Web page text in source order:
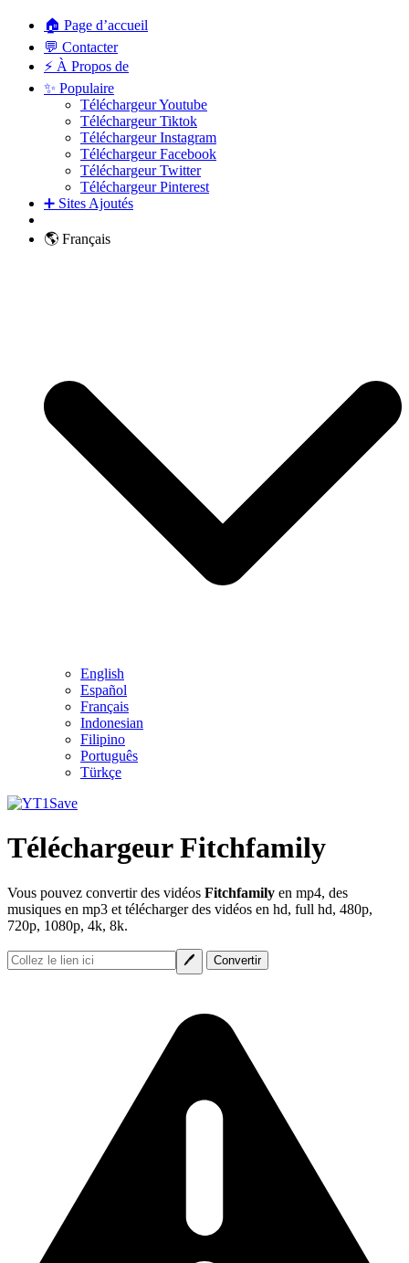
🏠 Page d’accueil
💬 Contacter
⚡ À Propos de
✨ Populaire
Téléchargeur Youtube
Téléchargeur Tiktok
Téléchargeur Instagram
Téléchargeur Facebook
Téléchargeur Twitter
Téléchargeur Pinterest
➕ Sites Ajoutés
🌎 Français
English
Español
Français
Indonesian
Filipino
Português
Türkçe
Téléchargeur Fitchfamily
Vous pouvez convertir des vidéos Fitchfamily en mp4, des
musiques en mp3 et télécharger des vidéos en hd, full hd, 480p,
720p, 1080p, 4k, 8k.